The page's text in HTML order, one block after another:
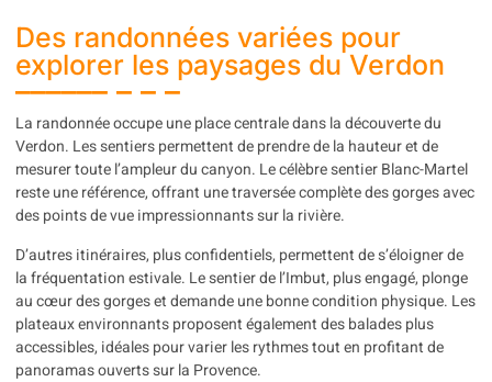
Des randonnées variées pour
explorer les paysages du Verdon
La randonnée occupe une place centrale dans la découverte du
Verdon. Les sentiers permettent de prendre de la hauteur et de
mesurer toute l’ampleur du canyon. Le célèbre sentier Blanc-Martel
reste une référence, offrant une traversée complète des gorges avec
des points de vue impressionnants sur la rivière.
D’autres itinéraires, plus confidentiels, permettent de s’éloigner de
la fréquentation estivale. Le sentier de l’Imbut, plus engagé, plonge
au cœur des gorges et demande une bonne condition physique. Les
plateaux environnants proposent également des balades plus
accessibles, idéales pour varier les rythmes tout en profitant de
panoramas ouverts sur la Provence.